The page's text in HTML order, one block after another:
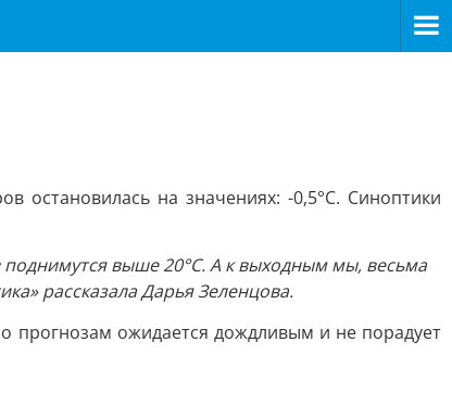
остановилась на значениях: -0,5°С. Синоптики
выше 20°С. А к выходным мы, весьма
рассказала Дарья Зеленцова.
прогнозам ожидается дождливым и не порадует